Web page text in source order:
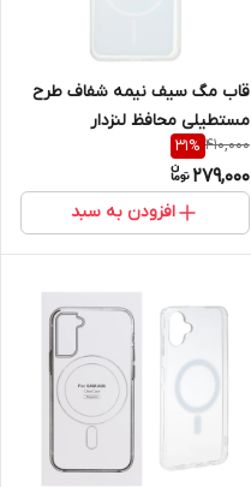
قاب مگ سیف نیمه شفاف طرح
مستطیلی محافظ لنزدار
Galaxy A33
410,000
31%
279,000
افزودن به سبد